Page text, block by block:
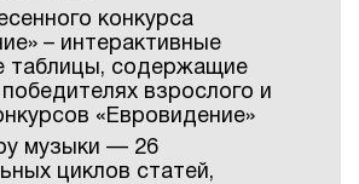
конкурса
– интерактивные
таблицы, содержащие
взрослого и
«Евровидение»
музыки — 26
циклов статей,